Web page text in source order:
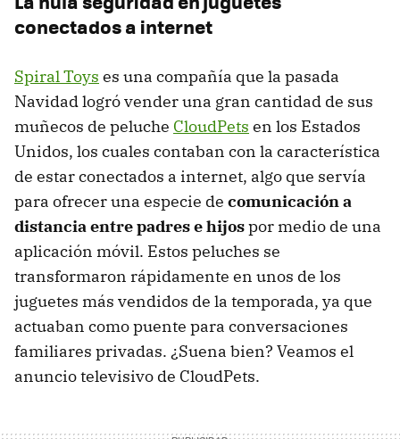
conectados a internet
Spiral Toys es una compañía que la pasada
Navidad logró vender una gran cantidad de sus
muñecos de peluche CloudPets en los Estados
Unidos, los cuales contaban con la característica
de estar conectados a internet, algo que servía
para ofrecer una especie de comunicación a
distancia entre padres e hijospor medio de una
aplicación móvil. Estos peluches se
transformaron rápidamente en unos de los
juguetes más vendidos de la temporada, ya que
actuaban como puente para conversaciones
familiares privadas. ¿Suena bien? Veamos el
anuncio televisivo de CloudPets.